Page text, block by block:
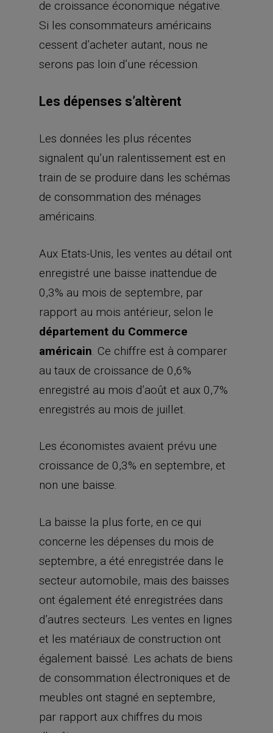
de croissance économique négative.
Si les consommateurs américains
cessent d’acheter autant, nous ne
serons pas loin d’une récession.
Les dépenses s’altèrent
Les données les plus récentes
signalent qu’un ralentissement est en
train de se produire dans les schémas
de consommation des ménages
américains.
Aux Etats-Unis, les ventes au détail ont
enregistré une baisse inattendue de
0,3% au mois de septembre, par
rapport au mois antérieur, selon le
département du Commerce
américain. Ce chiffre est à comparer
au taux de croissance de 0,6%
enregistré au mois d’août et aux 0,7%
enregistrés au mois de juillet.
Les économistes avaient prévu une
croissance de 0,3% en septembre, et
non une baisse.
La baisse la plus forte, en ce qui
concerne les dépenses du mois de
septembre, a été enregistrée dans le
secteur automobile, mais des baisses
ont également été enregistrées dans
d’autres secteurs. Les ventes en lignes
et les matériaux de construction ont
également baissé. Les achats de biens
de consommation électroniques et de
meubles ont stagné en septembre,
par rapport aux chiffres du mois